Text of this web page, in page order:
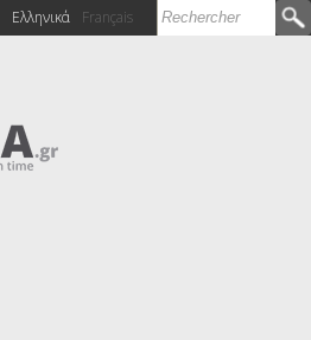
Formulaire de
Rechercher
Ελληνικά Français